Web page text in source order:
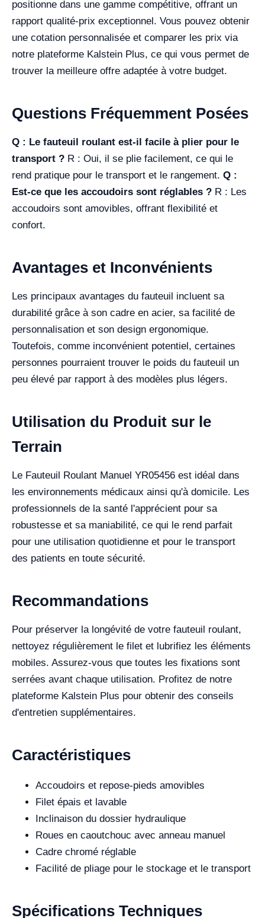
positionne dans une gamme compétitive, offrant un
rapport qualité-prix exceptionnel. Vous pouvez obtenir
une cotation personnalisée et comparer les prix via
notre plateforme Kalstein Plus, ce qui vous permet de
trouver la meilleure offre adaptée à votre budget.
Questions Fréquemment Posées
Q : Le fauteuil roulant est-il facile à plier pour le
transport ? R : Oui, il se plie facilement, ce qui le
rend pratique pour le transport et le rangement. Q :
Est-ce que les accoudoirs sont réglables ? R : Les
accoudoirs sont amovibles, offrant flexibilité et
confort.
Avantages et Inconvénients
Les principaux avantages du fauteuil incluent sa
durabilité grâce à son cadre en acier, sa facilité de
personnalisation et son design ergonomique.
Toutefois, comme inconvénient potentiel, certaines
personnes pourraient trouver le poids du fauteuil un
peu élevé par rapport à des modèles plus légers.
Utilisation du Produit sur le
Terrain
Le Fauteuil Roulant Manuel YR05456 est idéal dans
les environnements médicaux ainsi qu'à domicile. Les
professionnels de la santé l'apprécient pour sa
robustesse et sa maniabilité, ce qui le rend parfait
pour une utilisation quotidienne et pour le transport
des patients en toute sécurité.
Recommandations
Pour préserver la longévité de votre fauteuil roulant,
nettoyez régulièrement le filet et lubrifiez les éléments
mobiles. Assurez-vous que toutes les fixations sont
serrées avant chaque utilisation. Profitez de notre
plateforme Kalstein Plus pour obtenir des conseils
d'entretien supplémentaires.
Caractéristiques
Accoudoirs et repose-pieds amovibles
Filet épais et lavable
Inclinaison du dossier hydraulique
Roues en caoutchouc avec anneau manuel
Cadre chromé réglable
Facilité de pliage pour le stockage et le transport
Spécifications Techniques